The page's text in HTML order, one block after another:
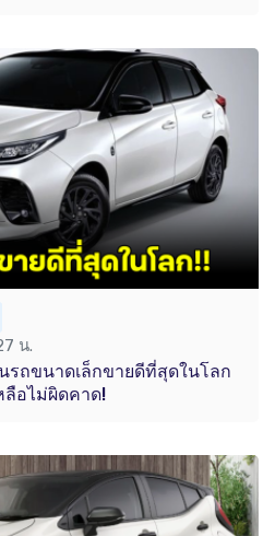
น.
รถขนาดเล็กขายดีที่สุดในโลก
ลือไม่ผิดคาด!